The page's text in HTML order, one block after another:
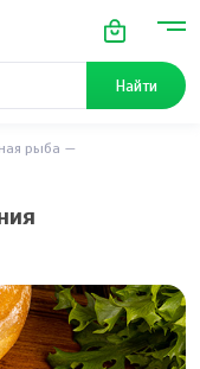
Найти
рыба